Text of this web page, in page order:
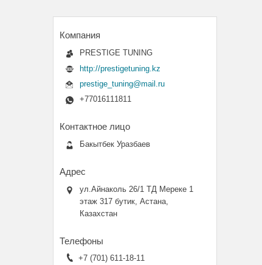
PRESTIGE TUNING
http://prestigetuning.kz
prestige_tuning@mail.ru
+77016111811
Бакытбек Уразбаев
ул.Айнаколь 26/1 ТД Мереке 1
этаж 317 бутик, Астана,
Казахстан
+7 (701) 611-18-11